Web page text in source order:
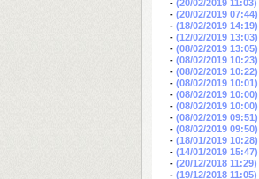
- (20/02/2019 11:03)
- (20/02/2019 07:44)
- (18/02/2019 14:19)
- (12/02/2019 13:03)
- (08/02/2019 13:05)
- (08/02/2019 10:23)
- (08/02/2019 10:22)
- (08/02/2019 10:01)
- (08/02/2019 10:00)
- (08/02/2019 10:00)
- (08/02/2019 09:51)
- (08/02/2019 09:50)
- (18/01/2019 10:28)
- (14/01/2019 15:47)
- (20/12/2018 11:29)
- (19/12/2018 11:05)